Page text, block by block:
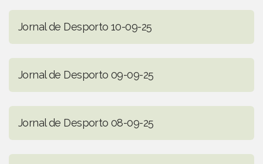
Jornal de Desporto 10-09-25
Jornal de Desporto 09-09-25
Jornal de Desporto 08-09-25